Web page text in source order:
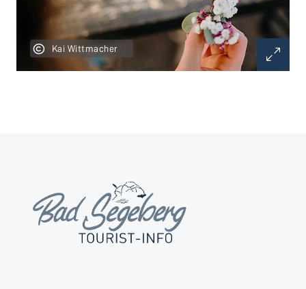
Kai Wittmacher